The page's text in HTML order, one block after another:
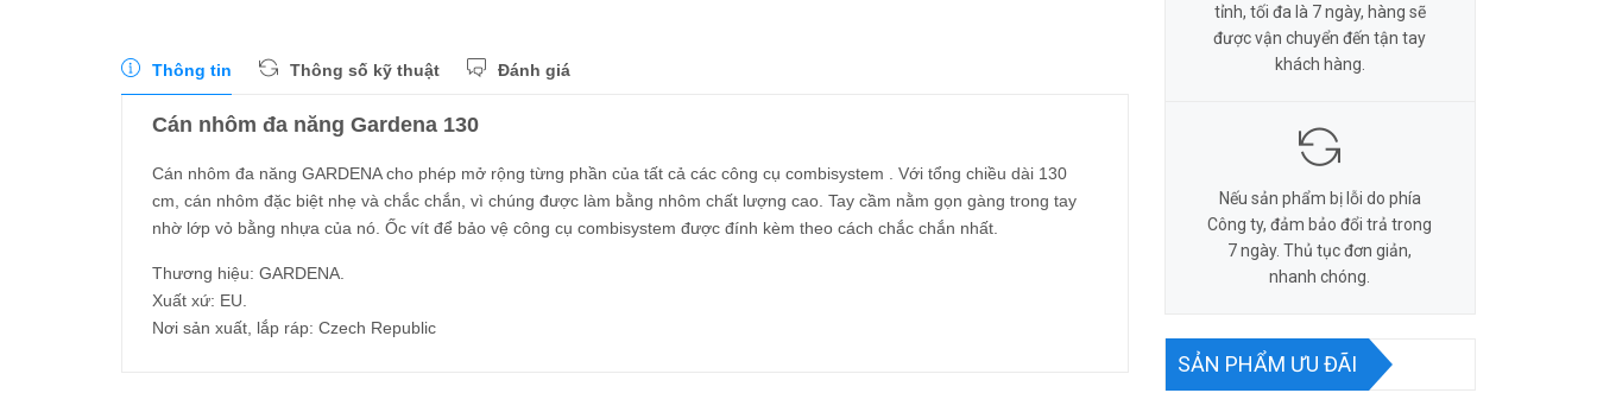
Thông tin Thông số kỹ thuật Đánh giá
Cán nhôm đa năng Gardena 130
Cán nhôm đa năng GARDENA cho phép mở rộng từng phần của tất cả các công cụ combisystem . Với tổng chiều dài 130
cm, cán nhôm đặc biệt nhẹ và chắc chắn, vì chúng được làm bằng nhôm chất lượng cao. Tay cầm nằm gọn gàng trong tay
nhờ lớp vỏ bằng nhựa của nó. Ốc vít để bảo vệ công cụ combisystem được đính kèm theo cách chắc chắn nhất.
Thương hiệu: GARDENA.
Xuất xứ: EU.
Nơi sản xuất, lắp ráp: Czech Republic
tỉnh, tối đa là 7 ngày, hàng sẽ
được vận chuyển đến tận tay
khách hàng.
Nếu sản phẩm bị lỗi do phía
Công ty, đảm bảo đổi trả trong
7 ngày. Thủ tục đơn giản,
nhanh chóng.
SẢN PHẨM ƯU ĐÃI